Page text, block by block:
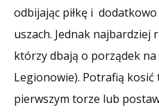
odbijając piłkę i dodatkowo
uszach. Jednak
którzy dbają o porządek
Legionowie). Potrafią
pierwszym torze lub